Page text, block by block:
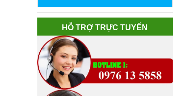
HỖ TRỢ TRỰC TUYẾN